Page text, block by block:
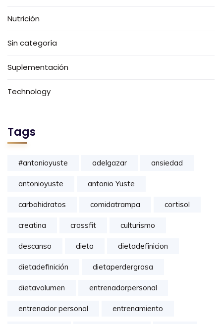
Nutrición
Sin categoría
Suplementación
Technology
Tags
#antonioyuste adelgazar ansiedad
antonioyuste antonio Yuste
carbohidratos comidatrampa cortisol
creatina crossfit culturismo
descanso dieta dietadefinicion
dietadefinición dietaperdergrasa
dietavolumen entrenadorpersonal
entrenador personal entrenamiento